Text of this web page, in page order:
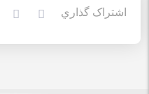
اشتراک گذاري